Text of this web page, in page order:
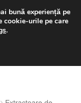
6816
bună experiență pe
cookie-urile pe care
.